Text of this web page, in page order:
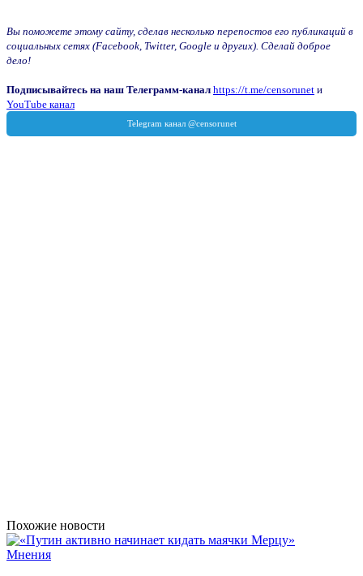
Вы поможете этому сайту, сделав несколько перепостов его публикаций в
социальных сетях (Facebook, Twitter, Google и других). Сделай доброе
дело!
Подписывайтесь на наш Телеграмм-канал https://t.me/censorunet и
YouTube канал
Похожие новости
Мнения